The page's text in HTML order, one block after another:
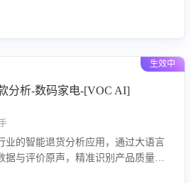
生效中
分析-数码家电-[VOC AI]
业的智能退货分析应用，通过大语言
据与评价原声，精准识别产品质量、